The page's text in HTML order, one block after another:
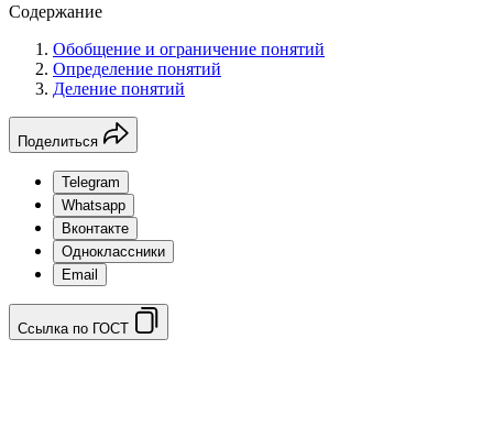
Содержание
Обобщение и ограничение понятий
Определение понятий
Деление понятий
Поделиться
Telegram
Whatsapp
Вконтакте
Одноклассники
Email
Ссылка по ГОСТ